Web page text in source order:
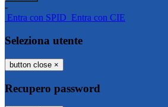
-
Entra con SPID Entra con CIE
Seleziona utente
button close ×
Recupero password